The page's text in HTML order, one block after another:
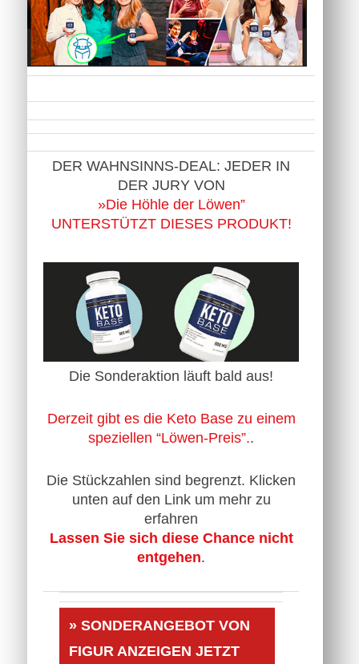
DER WAHNSINNS-DEAL: JEDER IN
DER JURY VON
»Die Höhle der Löwen”
UNTERSTÜTZT DIESES PRODUKT!
Die Sonderaktion läuft bald aus!
Derzeit gibt es die Keto Base zu einem
speziellen “Löwen-Preis”..
Die Stückzahlen sind begrenzt. Klicken
unten auf den Link um mehr zu
erfahren
Lassen Sie sich diese Chance nicht
entgehen.
» SONDERANGEBOT VON
FIGUR ANZEIGEN JETZT